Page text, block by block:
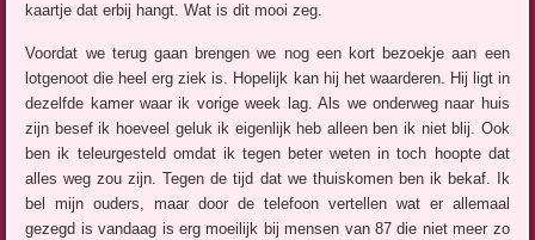
kaartje dat erbij hangt. Wat is dit mooi zeg.
Voordat we terug gaan brengen we nog een kort bezoekje aan een
lotgenoot die heel erg ziek is. Hopelijk kan hij het waarderen. Hij ligt in
dezelfde kamer waar ik vorige week lag. Als we onderweg naar huis
zijn besef ik hoeveel geluk ik eigenlijk heb alleen ben ik niet blij. Ook
ben ik teleurgesteld omdat ik tegen beter weten in toch hoopte dat
alles weg zou zijn. Tegen de tijd dat we thuiskomen ben ik bekaf. Ik
bel mijn ouders, maar door de telefoon vertellen wat er allemaal
gezegd is vandaag is erg moeilijk bij mensen van 87 die niet meer zo